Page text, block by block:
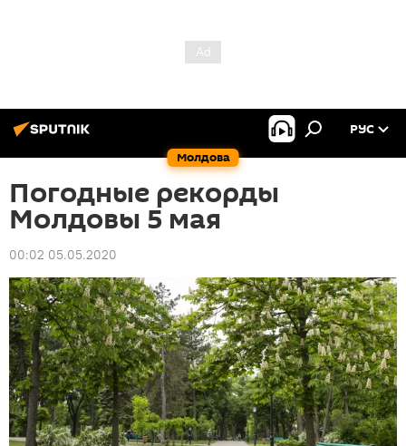
Молдова
РУС
Погодные рекорды
Молдовы 5 мая
00:02 05.05.2020